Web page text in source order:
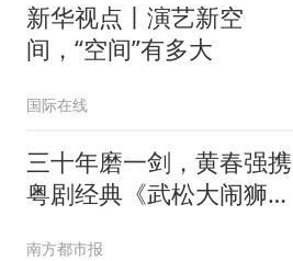
新华视点丨演艺新空
间，“空间”有多大
国际在线
三十年磨一剑，黄春强携
粤剧经典《武松大闹狮子
南方都市报